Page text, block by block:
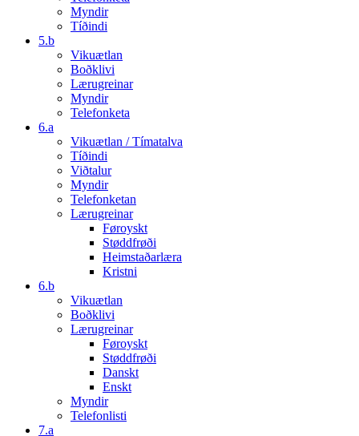
Myndir
Tíðindi
5.b
Vikuætlan
Boðklivi
Lærugreinar
Myndir
Telefonketa
6.a
Vikuætlan / Tímatalva
Tíðindi
Viðtalur
Myndir
Telefonketan
Lærugreinar
Føroyskt
Støddfrøði
Heimstaðarlæra
Kristni
6.b
Vikuætlan
Boðklivi
Lærugreinar
Føroyskt
Støddfrøði
Danskt
Enskt
Myndir
Telefonlisti
7.a